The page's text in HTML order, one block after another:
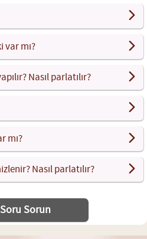
var mı?
Nasıl parlatılır?
mı?
Nasıl parlatılır?
Sorun